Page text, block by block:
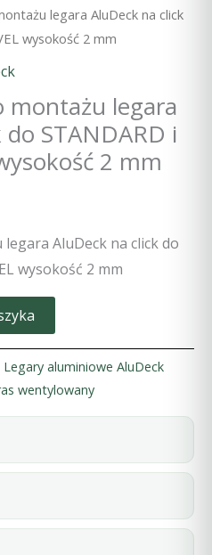
legara AluDeck na click
wysokość 2 mm
montażu legara
STANDARD i
2 mm
AluDeck na click do
wysokość 2 mm
Legary aluminiowe AluDeck
wentylowany